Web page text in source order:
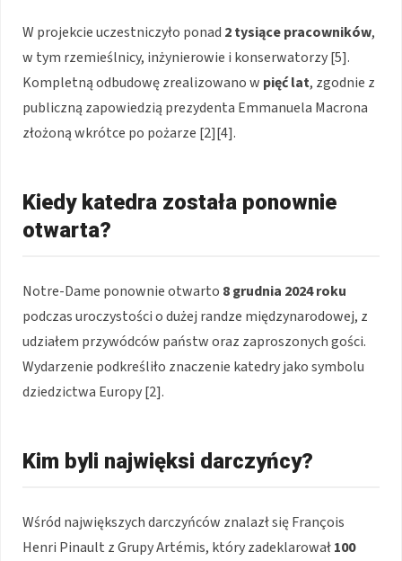
W projekcie uczestniczyło ponad 2 tysiące pracowników,
w tym rzemieślnicy, inżynierowie i konserwatorzy [5].
Kompletną odbudowę zrealizowano w pięć lat, zgodnie z
publiczną zapowiedzią prezydenta Emmanuela Macrona
złożoną wkrótce po pożarze [2][4].
Kiedy katedra została ponownie
otwarta?
Notre-Dame ponownie otwarto 8 grudnia 2024 roku
podczas uroczystości o dużej randze międzynarodowej, z
udziałem przywódców państw oraz zaproszonych gości.
Wydarzenie podkreśliło znaczenie katedry jako symbolu
dziedzictwa Europy [2].
Kim byli najwięksi darczyńcy?
Wśród największych darczyńców znalazł się François
Henri Pinault z Grupy Artémis, który zadeklarował100